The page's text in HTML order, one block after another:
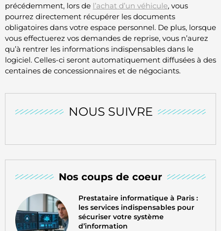
NOUS SUIVRE
Nos coups de coeur
Prestataire informatique à Paris :
les services indispensables pour
sécuriser votre système
d’information
précédemment, lors de l’achat d’un véhicule, vous
pourrez directement récupérer les documents
obligatoires dans votre espace personnel. De plus, lorsque
vous effectuerez vos demandes de reprise, vous n’aurez
qu’à rentrer les informations indispensables dans le
logiciel. Celles-ci seront automatiquement diffusées à des
centaines de concessionnaires et de négociants.